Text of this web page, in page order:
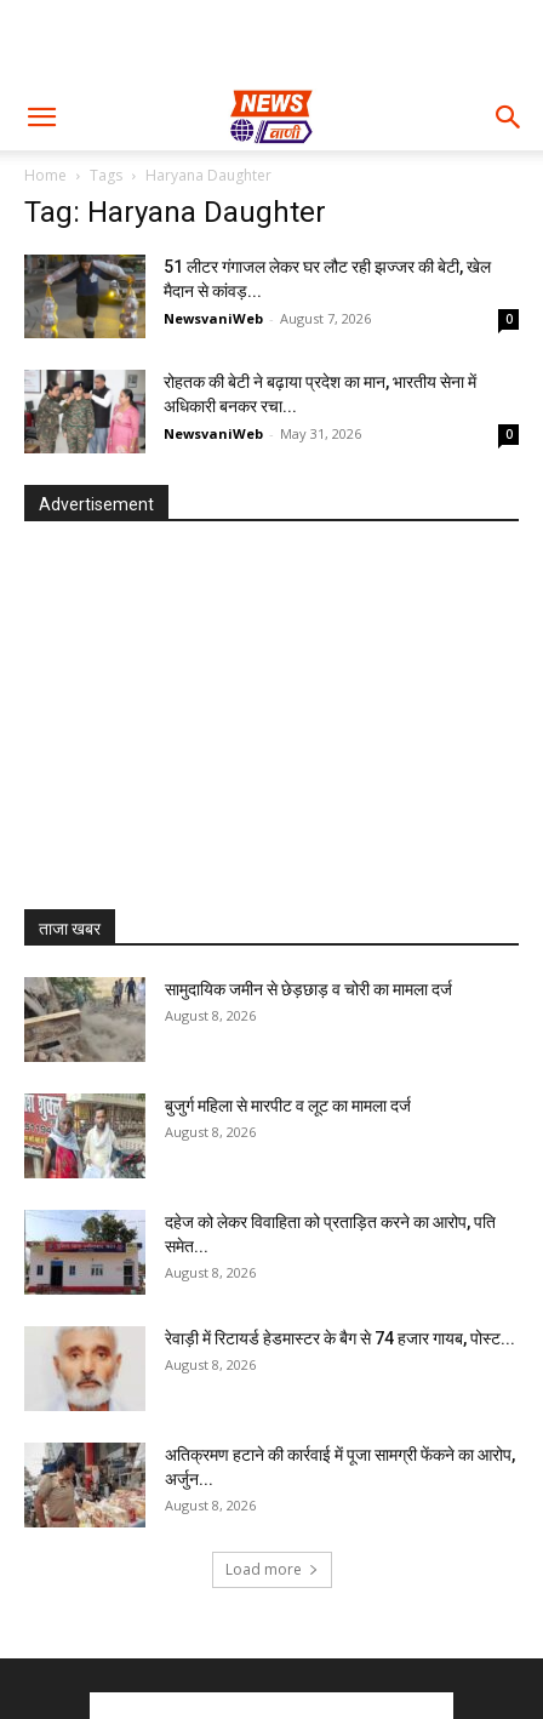
Home Tags Haryana Daughter
Tag: Haryana Daughter
51 लीटर गंगाजल लेकर घर लौट रही झज्जर की बेटी, खेल
मैदान से कांवड़...
NewsvaniWeb - August 7, 2026 0
रोहतक की बेटी ने बढ़ाया प्रदेश का मान, भारतीय सेना में
अधिकारी बनकर रचा...
NewsvaniWeb - May 31, 2026 0
Advertisement
ताजा खबर
सामुदायिक जमीन से छेड़छाड़ व चोरी का मामला दर्ज
August 8, 2026
बुजुर्ग महिला से मारपीट व लूट का मामला दर्ज
August 8, 2026
दहेज को लेकर विवाहिता को प्रताड़ित करने का आरोप, पति
समेत...
August 8, 2026
रेवाड़ी में रिटायर्ड हेडमास्टर के बैग से ₹74 हजार गायब, पोस्ट...
August 8, 2026
अतिक्रमण हटाने की कार्रवाई में पूजा सामग्री फेंकने का आरोप,
अर्जुन...
August 8, 2026
Load more